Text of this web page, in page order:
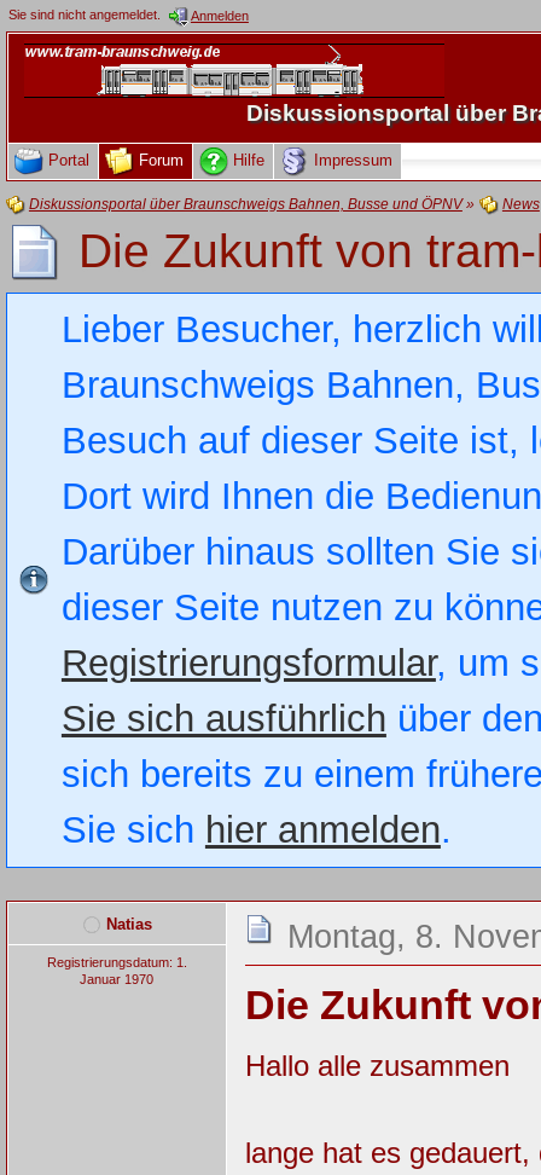
Sie sind nicht angemeldet. Anmelden
Diskussionsportal über
Portal Forum Hilfe Impressum
Diskussionsportal über Braunschweigs Bahnen, Busse und ÖPNV» News
Die Zukunft von
Lieber Besucher, herzlich
Braunschweigs Bahnen,
Besuch auf dieser Seite
Dort wird Ihnen die
Darüber hinaus sollten Sie
dieser Seite nutzen zu
Registrierungsformular, um
Sie sich ausführlich über
sich bereits zu einem
Sie sich hier anmelden.
Natias
Registrierungsdatum: 1.
Januar 1970
Montag, 8.
Die Zukunft
Hallo alle zusammen
lange hat es